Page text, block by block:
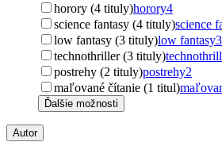
horory (4 tituly)horory4
science fantasy (4 tituly)science
low fantasy (3 tituly)low fantasy3
technothriller (3 tituly)
postrehy (2 tituly)postrehy2
maľované čítanie (1 titul)
Ďalšie možnosti
Autor